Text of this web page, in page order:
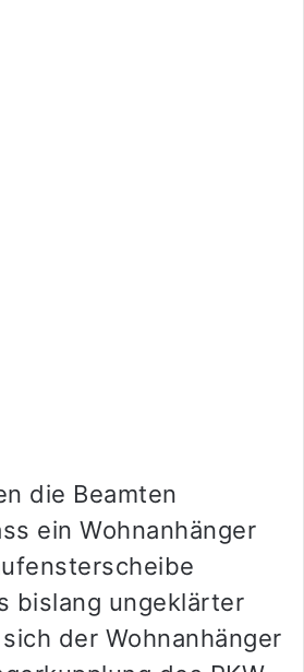
die Beamten
ein Wohnanhänger
bislang ungeklärter
der Wohnanhänger